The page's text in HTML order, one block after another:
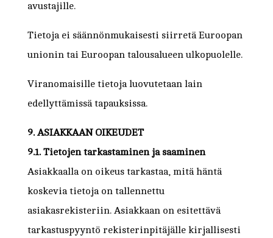
avustajille.
Tietoja ei säännönmukaisesti siirretä Euroopan
unionin tai Euroopan talousalueen ulkopuolelle.
Viranomaisille tietoja luovutetaan lain
edellyttämissä tapauksissa.
9. ASIAKKAAN OIKEUDET
9.1. Tietojen tarkastaminen ja saaminen
Asiakkaalla on oikeus tarkastaa, mitä häntä
koskevia tietoja on tallennettu
asiakasrekisteriin. Asiakkaan on esitettävä
tarkastuspyyntö rekisterinpitäjälle kirjallisesti